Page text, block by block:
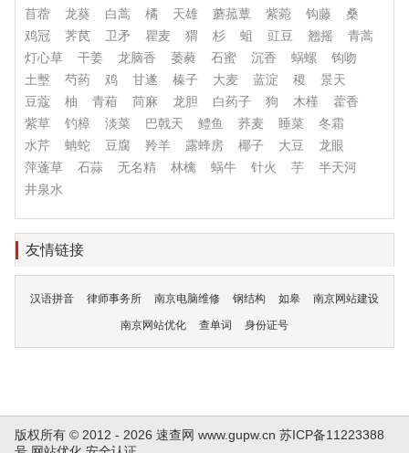
苜蓿
龙葵 白蒿 橘 天雄 蘑菰蕈 紫菀 钩藤
桑
鸡冠
荠苠 卫矛 瞿麦 猬 杉 蛆 豇豆 翘摇
青蒿
灯心草
干姜 龙脑香 萎蕤 石蜜 沉香 蜗螺
钩吻
土墼
芍药 鸡 甘遂 榛子 大麦 蓝淀 稷
景天
豆蔻
柚 青葙 苘麻 龙胆 白药子 狗 木槿
藿香
紫草
钓樟 淡菜 巴戟天 鳢鱼 荞麦 睡菜
冬霜
水芹
蚺蛇 豆腐 羚羊 露蜂房 椰子 大豆
龙眼
萍蓬草
石蒜 无名精 林檎 蜗牛 针火 芋
半天河
井泉水
友情链接
汉语拼音 律师事务所 南京电脑维修 钢结构 如皋 南京网站建设
南京网站优化 查单词 身份证号
版权所有 © 2012 - 2026 速查网 www.gupw.cn 苏ICP备11223388